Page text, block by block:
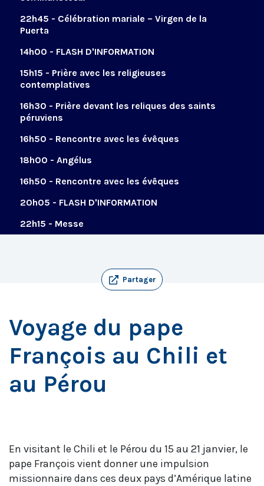
22h45 - Célébration mariale – Virgen de la
Puerta
14h00 - FLASH D'INFORMATION
15h15 - Prière avec les religieuses
contemplatives
16h30 - Prière devant les reliques des saints
péruviens
16h50 - Rencontre avec les évêques
18h00 - Angélus
16h50 - Rencontre avec les évêques
20h05 - FLASH D'INFORMATION
22h15 - Messe
Partager
Voyage du pape
François au Chili et
au Pérou
En visitant le Chili et le Pérou du 15 au 21 janvier, le
pape François vient donner une impulsion
missionnaire dans ces deux pays d’Amérique latine